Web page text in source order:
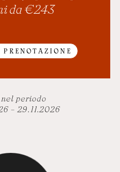
da € 243
PRENOTAZIONE
nel periodo
– 29.11.2026